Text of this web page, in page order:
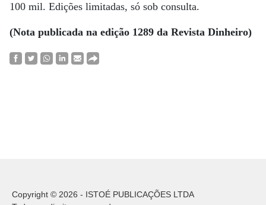
100 mil. Edições limitadas, só sob consulta.
(Nota publicada na edição 1289 da Revista Dinheiro)
Copyright © 2026 - ISTOÉ PUBLICAÇÕES LTDA